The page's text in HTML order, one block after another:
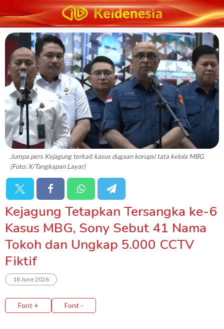
Jumpa pers Kejagung terkait kasus dugaan korupsi tata kelola MBG
(Foto: X/Tangkapan Layar)
Kejagung Tetapkan Tersangka ke-6
Kasus MBG, Sony Sebut 41 Nama
Tokoh dan Ungkap 5.000 CCTV
Fiktif
18 June 2026
Font + Font -